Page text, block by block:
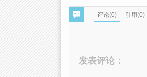
评论(0) 引用(0)
发表评论：